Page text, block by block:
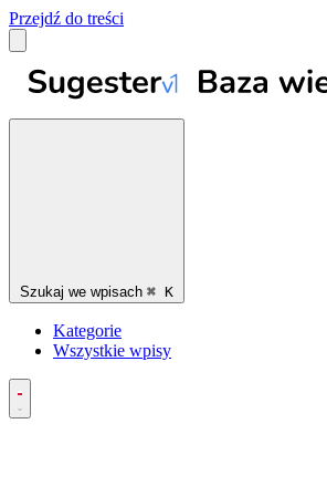
Przejdź do treści
Szukaj we wpisach ⌘ K
Kategorie
Wszystkie wpisy